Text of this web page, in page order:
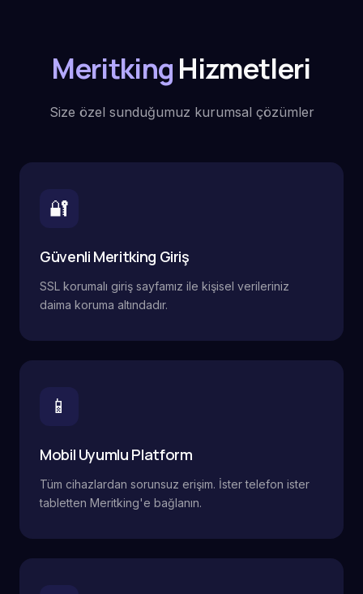
MeritkingHizmetleri
Size özel sunduğumuz kurumsal çözümler
🔐
Güvenli Meritking Giriş
SSL korumalı giriş sayfamız ile kişisel verileriniz
daima koruma altındadır.
📱
Mobil Uyumlu Platform
Tüm cihazlardan sorunsuz erişim. İster telefon ister
tabletten Meritking'e bağlanın.